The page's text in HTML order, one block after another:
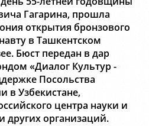
Гагарина, прошла
открытия бронзового
в Ташкентском
Бюст передан в дар
«Диалог Культур -
Посольства
в Узбекистане,
центра науки и
других организаций.